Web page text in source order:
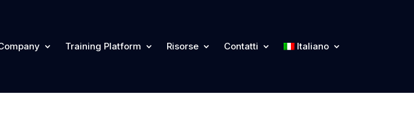
Training Platform Risorse Contatti Italiano